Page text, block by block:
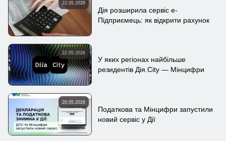
22.05.2026
Дія розширила сервіс е-
Підприємець: як відкрити рахунок
22.05.2026
У яких регіонах найбільше
резидентів Дія.City — Мінцифри
20.05.2026
Податкова та Мінцифри запустили
новий сервіс у Дії